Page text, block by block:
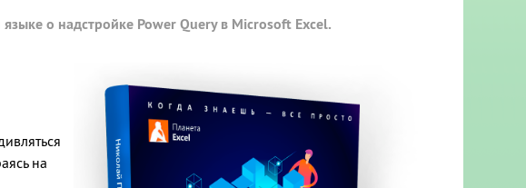
о надстройке Power Query в Microsoft Excel.
на